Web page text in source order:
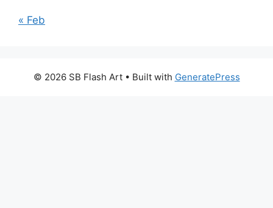
« Feb
© 2026 SB Flash Art• Built with GeneratePress